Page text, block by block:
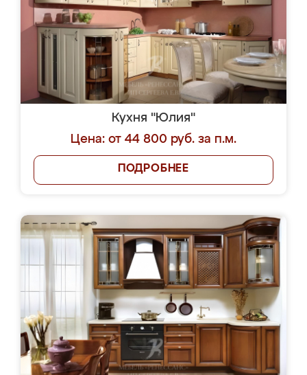
Кухня "Юлия"
Цена: от 44 800 руб. за п.м.
ПОДРОБНЕЕ